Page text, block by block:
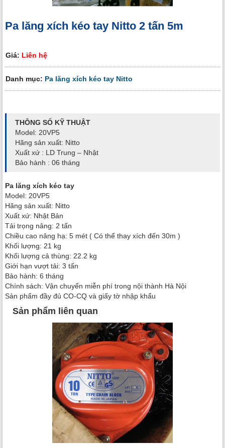
Pa lăng xích kéo tay Nitto 2 tấn 5m
Giá: Liên hệ
Danh mục: Pa lăng xích kéo tay Nitto
THÔNG SỐ KỸ THUẬT
Model: 20VP5
Hãng sản xuất: Nitto
Xuất xứ : LD Trung – Nhật
Bảo hành : 06 tháng
Pa lăng xích kéo tay
Model: 20VP5
Hãng sản xuất: Nitto
Xuất xứ: Nhật Bản
Tải trọng nâng: 2 tấn
Chiều cao nâng hạ: 5 mét ( Có thể thay xích đến 30m )
Khối lượng: 21 kg
Khối lượng cả thùng: 22.2 kg
Giới hạn vượt tải: 3 tấn
Bảo hành: 6 tháng
Chính sách: Vận chuyển miễn phí trong nội thành Hà Nội
Sản phẩm đầy đủ CO-CQ và giấy tờ nhập khẩu
Sản phẩm liên quan